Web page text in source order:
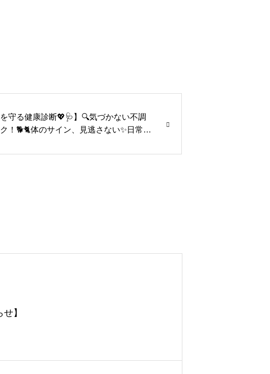
を守る健康診断💖🩺】🔍気づかない不調
！🐕🐈体のサイン、見逃さない✨日常ケ
】